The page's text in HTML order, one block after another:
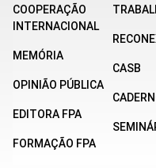
COOPERAÇÃO
INTERNACIONAL
MEMÓRIA
OPINIÃO PÚBLICA
EDITORA FPA
FORMAÇÃO FPA
CASB